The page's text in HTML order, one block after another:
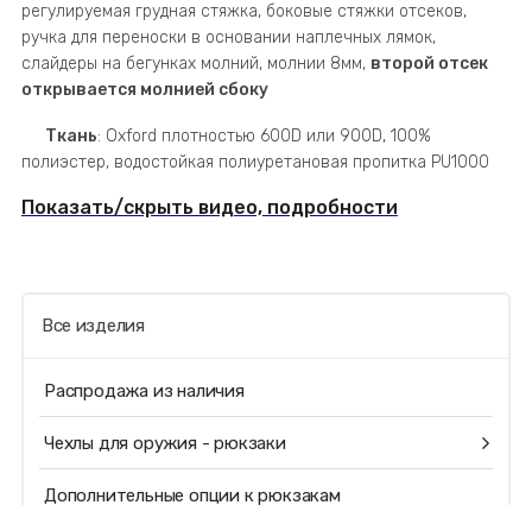
регулируемая грудная стяжка, боковые стяжки отсеков,
ручка для переноски в основании наплечных лямок,
слайдеры на бегунках молний, молнии 8мм, второй отсек
открывается молнией сбоку
Ткань: Oxford плотностью 600D или 900D, 100%
полиэстер, водостойкая полиуретановая пропитка PU1000
Показать/скрыть видео, подробности
Все изделия
Распродажа из наличия
Чехлы для оружия - рюкзаки
Дополнительные опции к рюкзакам